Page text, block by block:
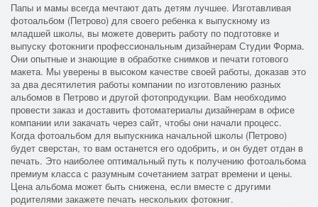
Папы и мамы всегда мечтают дать детям лучшее. Изготавливая
фотоальбом (Петрово) для своего ребенка к выпускному из
младшей школы, вы можете доверить работу по подготовке и
выпуску фотокниги профессиональным дизайнерам Студии Форма.
Они опытные и знающие в обработке снимков и печати готового
макета. Мы уверены в высоком качестве своей работы, доказав это
за два десятилетия работы компании по изготовлению разных
альбомов в Петрово и другой фотопродукции. Вам необходимо
провести заказ и доставить фотоматериалы дизайнерам в офисе
компании или закачать через сайт, чтобы они начали процесс.
Когда фотоальбом для выпускника начальной школы (Петрово)
будет сверстан, то вам останется его одобрить, и он будет отдан в
печать. Это наиболее оптимальный путь к получению фотоальбома
премиум класса с разумным сочетанием затрат времени и цены.
Цена альбома может быть снижена, если вместе с другими
родителями закажете печать нескольких фотокниг.